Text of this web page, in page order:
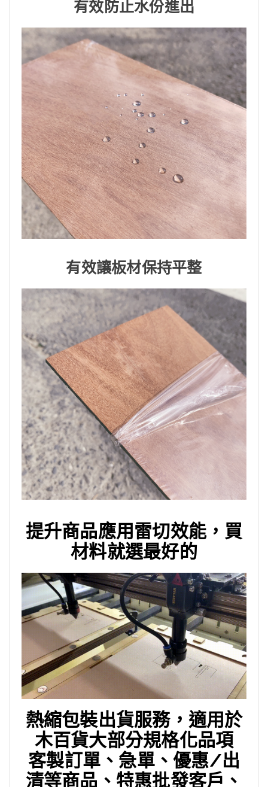
有效防止水份進出
有效讓板材保持平整
提升商品應用雷切效能，買
材料就選最好的
熱縮包裝出貨服務，適用於
木百貨大部分規格化品項
客製訂單、急單、優惠/出
清等商品、特惠批發客戶、